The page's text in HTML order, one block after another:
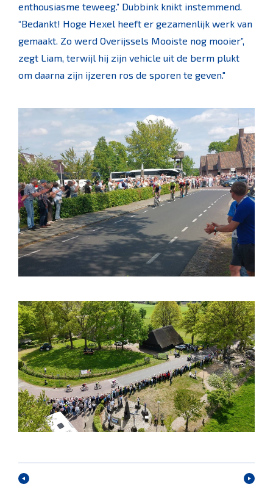
enthousiasme teweeg.” Dubbink knikt instemmend.
“Bedankt! Hoge Hexel heeft er gezamenlijk werk van
gemaakt. Zo werd Overijssels Mooiste nog mooier”,
zegt Liam, terwijl hij zijn vehicle uit de berm plukt
om daarna zijn ijzeren ros de sporen te geven."